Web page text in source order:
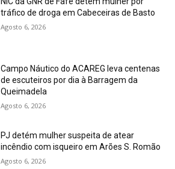
tráfico de droga em Cabeceiras de Basto
Agosto 6, 2026
Campo Náutico do ACAREG leva centenas
de escuteiros por dia à Barragem da
Queimadela
Agosto 6, 2026
PJ detém mulher suspeita de atear
incêndio com isqueiro em Arões S. Romão
Agosto 6, 2026